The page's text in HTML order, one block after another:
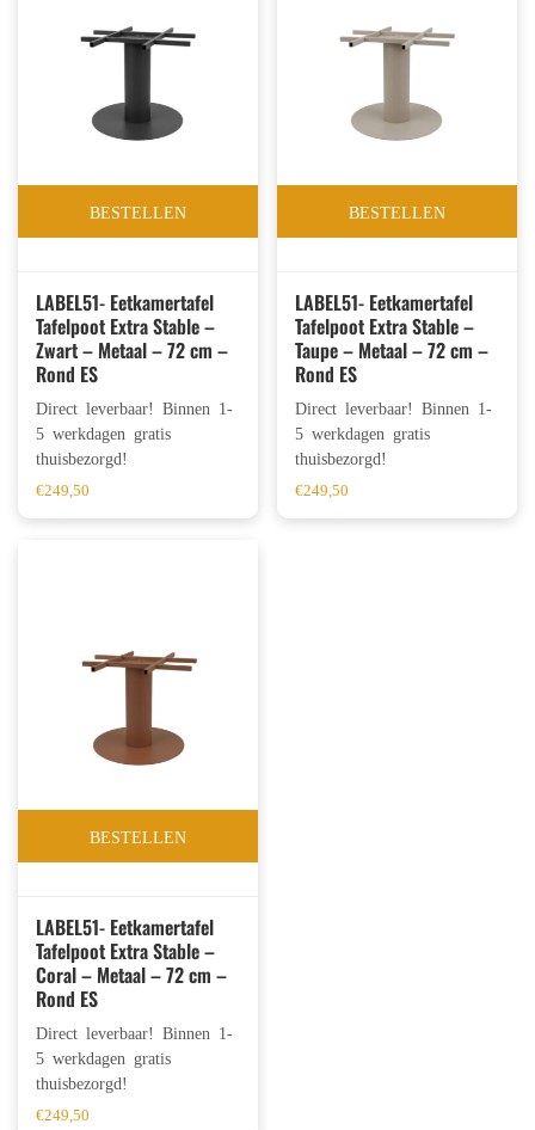
BESTELLEN
LABEL51- Eetkamertafel
Tafelpoot Extra Stable –
Zwart – Metaal – 72 cm –
Rond ES
Direct leverbaar! Binnen 1-
5 werkdagen gratis
thuisbezorgd!
€249,50
BESTELLEN
LABEL51- Eetkamertafel
Tafelpoot Extra Stable –
Taupe – Metaal – 72 cm –
Rond ES
Direct leverbaar! Binnen 1-
5 werkdagen gratis
thuisbezorgd!
€249,50
BESTELLEN
LABEL51- Eetkamertafel
Tafelpoot Extra Stable –
Coral – Metaal – 72 cm –
Rond ES
Direct leverbaar! Binnen 1-
5 werkdagen gratis
thuisbezorgd!
€249,50